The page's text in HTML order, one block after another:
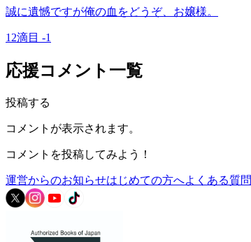
誠に遺憾ですが俺の血をどうぞ、お嬢様。
12滴目 -1
応援コメント一覧
投稿する
コメントが表示されます。
コメントを投稿してみよう！
運営からのお知らせはじめての方へよくある質問